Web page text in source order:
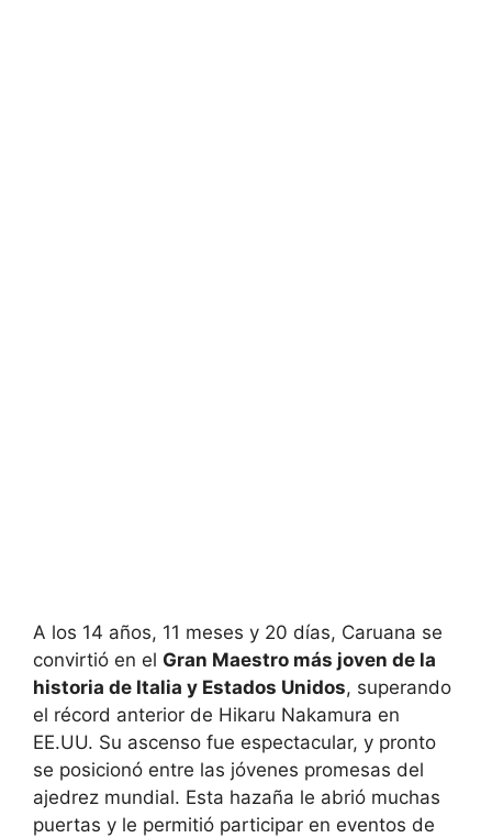
A los 14 años, 11 meses y 20 días, Caruana se
convirtió en el Gran Maestro más joven de la
historia de Italia y Estados Unidos, superando
el récord anterior de Hikaru Nakamura en
EE.UU. Su ascenso fue espectacular, y pronto
se posicionó entre las jóvenes promesas del
ajedrez mundial. Esta hazaña le abrió muchas
puertas y le permitió participar en eventos de